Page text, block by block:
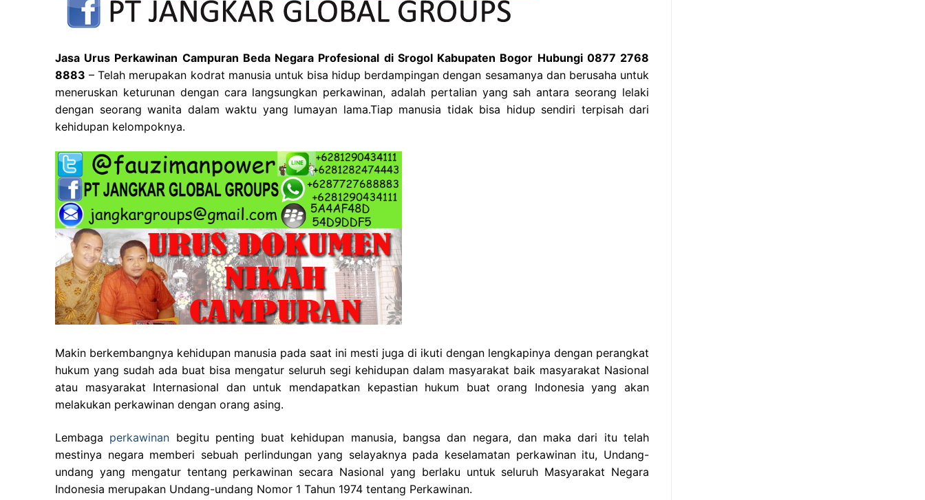
Jasa Urus Perkawinan Campuran Beda Negara Profesional di Srogol Kabupaten Bogor Hubungi 0877 2768
8883 – Telah merupakan kodrat manusia untuk bisa hidup berdampingan dengan sesamanya dan berusaha untuk
meneruskan keturunan dengan cara langsungkan perkawinan, adalah pertalian yang sah antara seorang lelaki
dengan seorang wanita dalam waktu yang lumayan lama.Tiap manusia tidak bisa hidup sendiri terpisah dari
kehidupan kelompoknya.
Makin berkembangnya kehidupan manusia pada saat ini mesti juga di ikuti dengan lengkapinya dengan perangkat
hukum yang sudah ada buat bisa mengatur seluruh segi kehidupan dalam masyarakat baik masyarakat Nasional
atau masyarakat Internasional dan untuk mendapatkan kepastian hukum buat orang Indonesia yang akan
melakukan perkawinan dengan orang asing.
Lembaga perkawinan begitu penting buat kehidupan manusia, bangsa dan negara, dan maka dari itu telah
mestinya negara memberi sebuah perlindungan yang selayaknya pada keselamatan perkawinan itu, Undang-
undang yang mengatur tentang perkawinan secara Nasional yang berlaku untuk seluruh Masyarakat Negara
Indonesia merupakan Undang-undang Nomor 1 Tahun 1974 tentang Perkawinan.